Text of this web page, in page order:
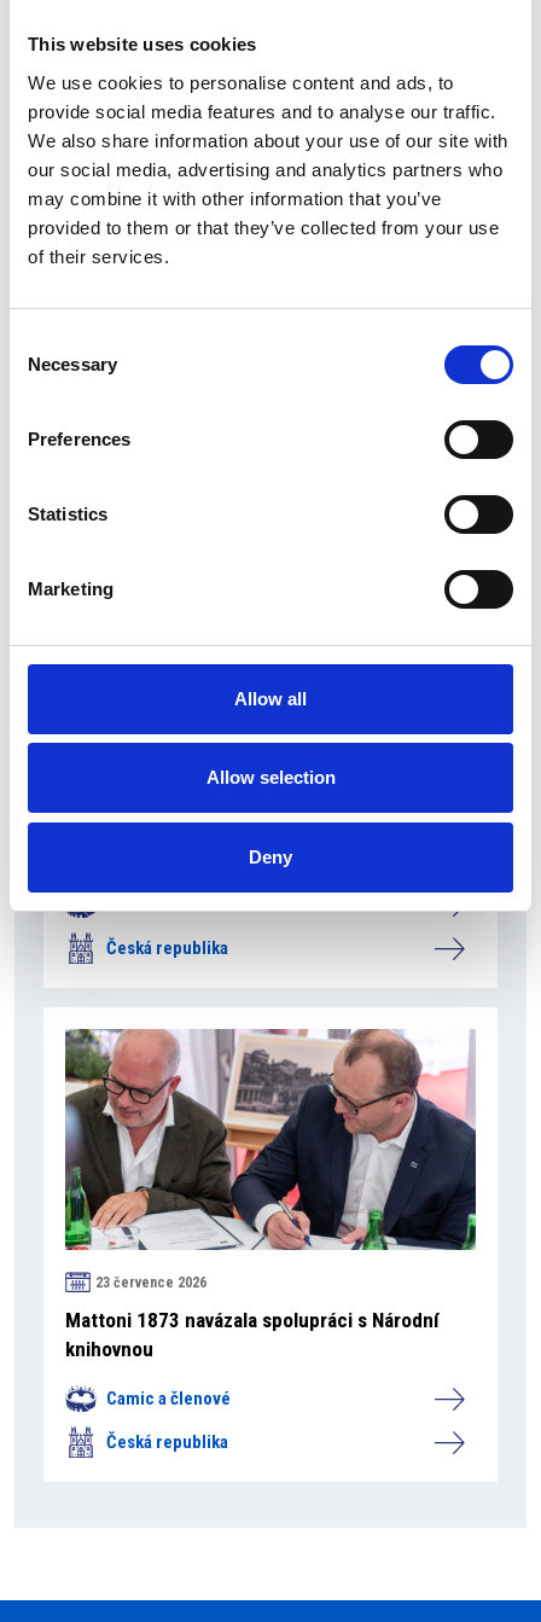
This website uses cookies
We use cookies to personalise content and ads, to
provide social media features and to analyse our traffic.
We also share information about your use of our site with
our social media, advertising and analytics partners who
may combine it with other information that you’ve
provided to them or that they’ve collected from your use
of their services.
Selection
Necessary
Preferences
Statistics
Marketing
Allow all
Allow selection
Deny
kapitálu Pirelli
RunCzech změnil způsob registrace na Generali
Česká republika
23 července 2026
Mattoni 1873 navázala spolupráci s Národní
knihovnou
Camic a členové
Česká republika